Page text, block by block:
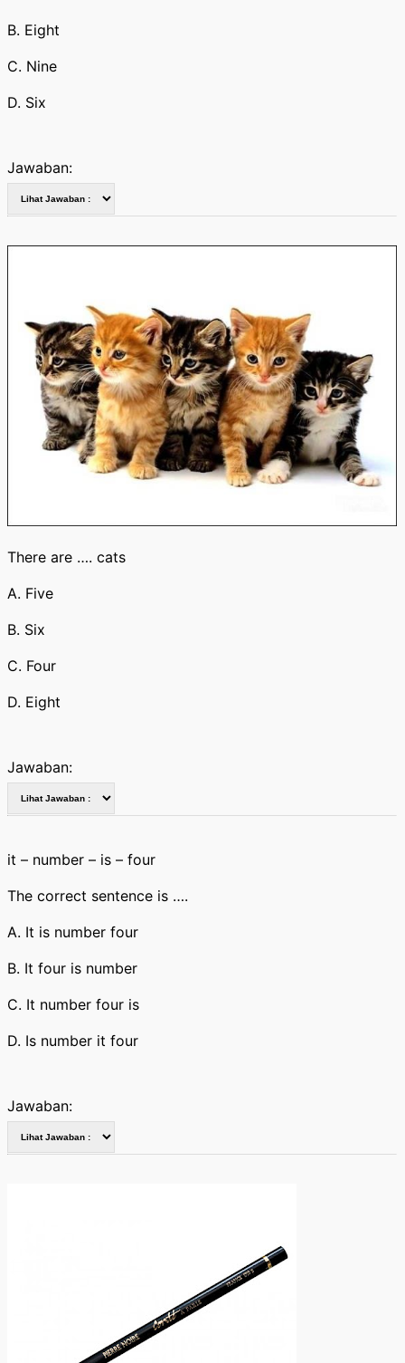
B. Eight
C. Nine
D. Six
Jawaban:
There are …. cats
A. Five
B. Six
C. Four
D. Eight
Jawaban:
it – number – is – four
The correct sentence is ….
A. It is number four
B. It four is number
C. It number four is
D. Is number it four
Jawaban: